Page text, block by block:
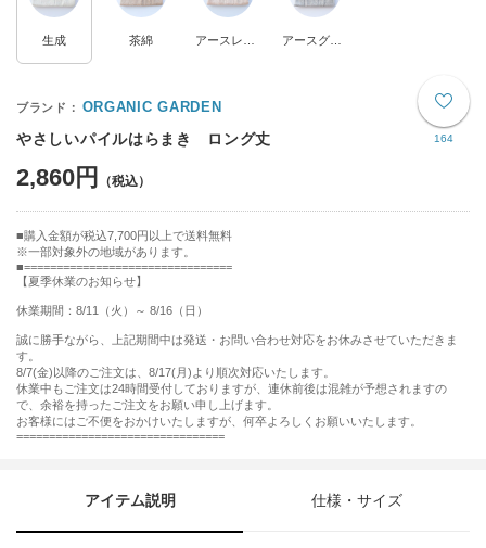
生成 茶綿
164
ORGANIC GARDEN
やさしいパイルはらまき ロング丈
2,860円
購入金額が税込7,700円以上で送料無料
※一部対象外の地域があります。
================================
【夏季休業のお知らせ】
休業期間：8/11（火）～ 8/16（日）
誠に勝手ながら、上記期間中は発送・お問い合わせ対応をお休みさせていただきま
す。
8/7(金)以降のご注文は、8/17(月)より順次対応いたします。
休業中もご注文は24時間受付しておりますが、連休前後は混雑が予想されますの
で、余裕を持ったご注文をお願い申し上げます。
お客様にはご不便をおかけいたしますが、何卒よろしくお願いいたします。
================================
アイテム説明 仕様・サイズ